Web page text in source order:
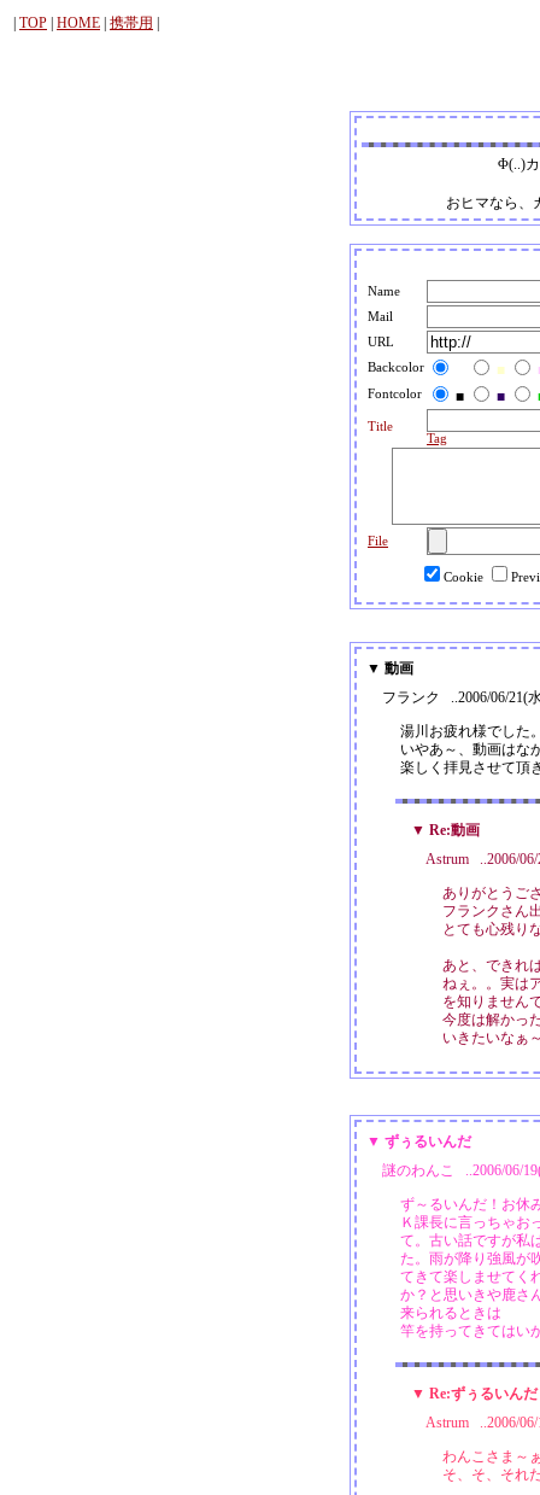
TOP HOME 携帯用
Φ(..)
おヒマなら、
Name
Mail
URL
Backcolor
■
Fontcolor ■ ■
Title
Tag
File
Cookie
▼ 動画
フランク ..2006/06/21(
湯川お疲れ様でした
いやあ～、動画はな
楽しく拝見させて頂
▼ Re:動画
Astrum ..2006/
ありがとうご
フランクさん
とても心残り
あと、できれ
ねぇ。。実は
を知りません
今度は解かっ
いきたいなぁ
▼ ずぅるいんだ
謎のわんこ ..2006/06/
ず～るいんだ！お休
Ｋ課長に言っちゃお
て。古い話ですが私
た。雨が降り強風が
てきて楽しませてく
か？と思いきや鹿さ
来られるときは
竿を持ってきてはい
▼ Re:ずぅるいんだ
Astrum ..2006/
わんこさま～
そ、そ、それ